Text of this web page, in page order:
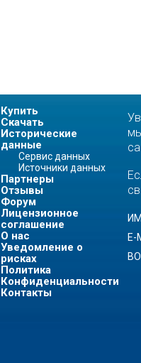
Купить
Скачать
Исторические
данные
Сервис данных
Источники данных
Партнеры
Отзывы
Форум
Лицензионное
соглашение
О нас
Уведомление о
рисках
Политика
Конфиденциальности
Контакты
E-